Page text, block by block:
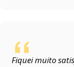
Fiquei muito